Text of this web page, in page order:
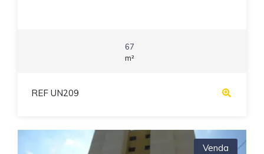
67
m²
REF UN209
Venda